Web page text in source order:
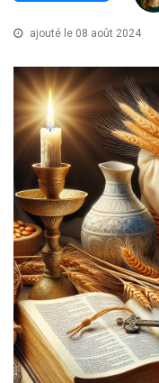
ajouté le 08 août 2024